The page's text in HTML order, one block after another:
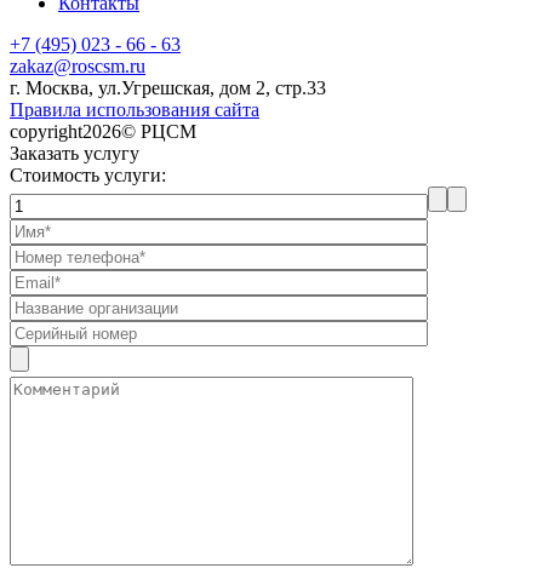
+7 (495) 023 - 66 - 63
zakaz@roscsm.ru
г. Москва, ул.Угрешская, дом 2, стр.33
Правила использования сайта
copyright2026© РЦСМ
Заказать услугу
Стоимость услуги: